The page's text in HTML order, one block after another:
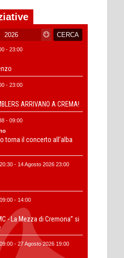
- 23:00
- 23:00
ARRIVANO A CREMA!
- 09:00
torna il concerto all’alba
- 14 Agosto 2026 23:00
- 14:00
- La Mezza di Cremona” si
- 27 Agosto 2026 19:00